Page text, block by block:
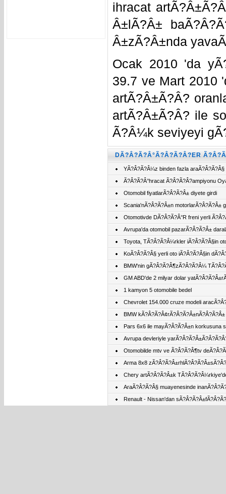
ihracat
Â±lÃ?Â±
Â±zÃ?Â±nda
Ocak 2010 'da
39.7 ve Mart 2010
artÃ?Â±Ã?Â?
artÃ?Â±Ã?Â? ile
Ã?Â¼k seviyeyi
DÃ?Â?Ã?Â°Ã?Â?Ã?Â?ER
YÃ?Â?Ã?Â¼z binden fazla
Ã?Â?Ã?Â°hracat Ã?Â?Ã?Â?ampiyonu
Otomobil fiyatlarÃ?Â?Ã?Â± diyete girdi
Scania'nÃ?Â?Ã?Â±n motorlarÃ?Â?Ã?Â±
Otomotivde DÃ?Â?Ã?Â°R freni yerli
Avrupa'da otomobil pazarÃ?Â?Ã?Â±
Toyota, TÃ?Â?Ã?Â¼rkler iÃ?Â?Ã?Â§in
KoÃ?Â?Ã?Â§ yerli oto iÃ?Â?Ã?Â§in
BMW'nin gÃ?Â?Ã?Â¶zÃ?Â?Ã?Â¼
GM ABD'de 2 milyar dolar
1 kamyon 5 otomobile bedel
Chevrolet 154.000 cruze modeli
BMW
Pars 6x6 ile mayÃ?Â?Ã?Â±n korkusuna
Avrupa devleriyle
Otomobilde mtv ve Ã?Â?Ã?Â¶tv
Arma 8x8
Chery artÃ?Â?Ã?Â±k
AraÃ?Â?Ã?Â§ muayenesinde
Renault - Nissan'dan